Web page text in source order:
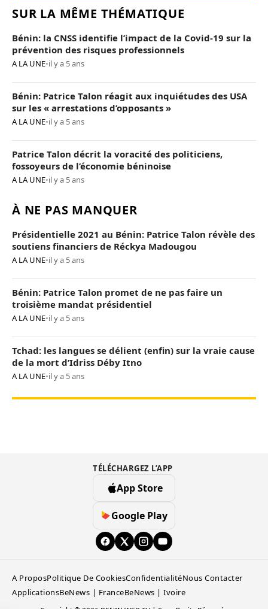
SUR LA MÊME THÉMATIQUE
Bénin: la CNSS identifie l’impact de la Covid-19 sur la
prévention des risques professionnels
A LA UNE•il y a 5 ans
Bénin: Patrice Talon réagit aux inquiétudes des USA
sur les « arrestations d’opposants »
A LA UNE•il y a 5 ans
Patrice Talon décrit la voracité des politiciens,
fossoyeurs de l’économie béninoise
A LA UNE•il y a 5 ans
À NE PAS MANQUER
Présidentielle 2021 au Bénin: Patrice Talon révèle des
soutiens financiers de Réckya Madougou
A LA UNE•il y a 5 ans
Bénin: Patrice Talon promet de ne pas faire un
troisième mandat présidentiel
A LA UNE•il y a 5 ans
Tchad: les langues se délient (enfin) sur la vraie cause
de la mort d’Idriss Déby Itno
A LA UNE•il y a 5 ans
TÉLÉCHARGEZ L’APP
App Store
Google Play
A ProposPolitique De CookiesConfidentialitéNous Contacter
ApplicationsBeNews | FranceBeNews | Ivoire